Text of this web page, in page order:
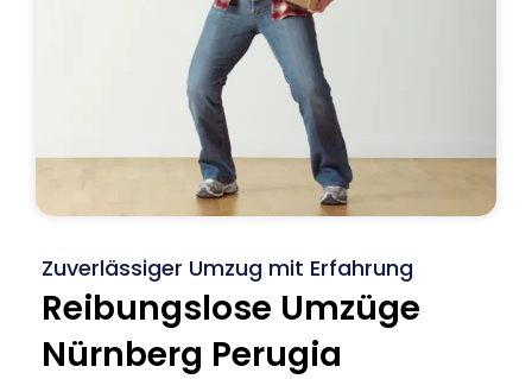
Zuverlässiger Umzug mit Erfahrung
Reibungslose Umzüge
Nürnberg Perugia